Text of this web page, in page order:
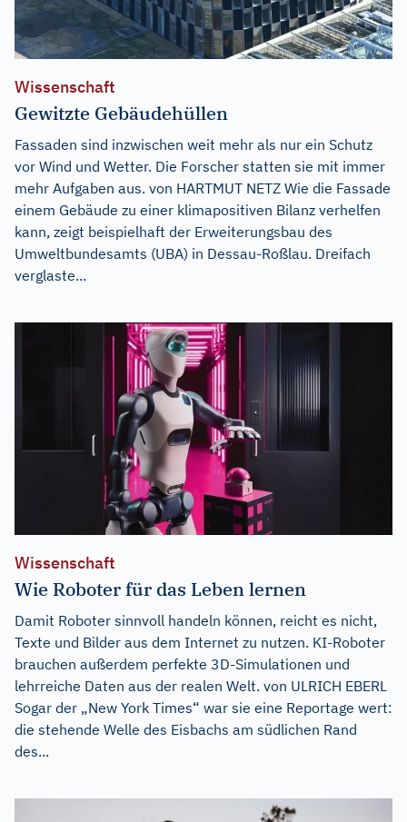
Wissenschaft
Gewitzte Gebäudehüllen
Fassaden sind inzwischen weit mehr als nur ein Schutz
vor Wind und Wetter. Die Forscher statten sie mit immer
mehr Aufgaben aus. von HARTMUT NETZ Wie die Fassade
einem Gebäude zu einer klimapositiven Bilanz verhelfen
kann, zeigt beispielhaft der Erweiterungsbau des
Umweltbundesamts (UBA) in Dessau-Roßlau. Dreifach
verglaste...
Wissenschaft
Wie Roboter für das Leben lernen
Damit Roboter sinnvoll handeln können, reicht es nicht,
Texte und Bilder aus dem Internet zu nutzen. KI-Roboter
brauchen außerdem perfekte 3D-Simulationen und
lehrreiche Daten aus der realen Welt. von ULRICH EBERL
Sogar der „New York Times“ war sie eine Reportage wert:
die stehende Welle des Eisbachs am südlichen Rand
des...